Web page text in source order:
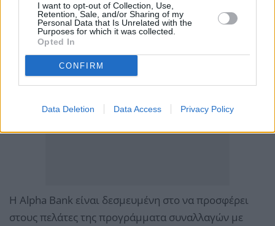
I want to opt-out of Collection, Use,
Retention, Sale, and/or Sharing of my
Personal Data that Is Unrelated with the
Purposes for which it was collected.
Opted In
CONFIRM
Data Deletion Data Access Privacy Policy
Η Alpha Bank είναι δεσμευμένη στο να προσφέρει
στους πελάτες της προγράμματα συναλλαγών με